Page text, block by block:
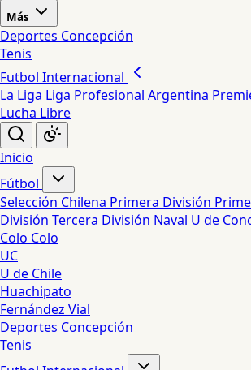
Más
Deportes Concepción
Tenis
Futbol Internacional
La Liga Liga Profesional Argentina
Lucha Libre
Inicio
Fútbol
Selección Chilena Primera División
División Tercera División Naval U de
Colo Colo
UC
U de Chile
Huachipato
Fernández Vial
Deportes Concepción
Tenis